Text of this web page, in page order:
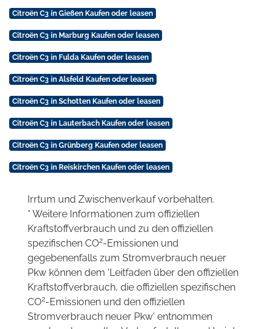
Citroën C3 in Gießen Kaufen oder leasen
Citroën C3 in Marburg Kaufen oder leasen
Citroën C3 in Fulda Kaufen oder leasen
Citroën C3 in Alsfeld Kaufen oder leasen
Citroën C3 in Schotten Kaufen oder leasen
Citroën C3 in Lauterbach Kaufen oder leasen
Citroën C3 in Grünberg Kaufen oder leasen
Citroën C3 in Reiskirchen Kaufen oder leasen
Irrtum und Zwischenverkauf vorbehalten.
* Weitere Informationen zum offiziellen
Kraftstoffverbrauch und zu den offiziellen
spezifischen CO2-Emissionen und
gegebenenfalls zum Stromverbrauch neuer
Pkw können dem 'Leitfaden über den offiziellen
Kraftstoffverbrauch, die offiziellen spezifischen
CO2-Emissionen und den offiziellen
Stromverbrauch neuer Pkw' entnommen